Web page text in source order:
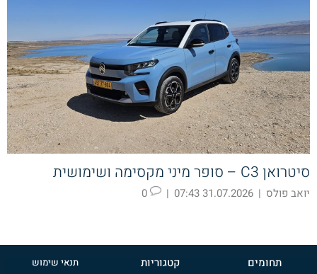
סיטרואן C3 – סופר מיני מקסימה ושימושית
יואב פולס |
31.07.2026 07:43
|
תחומים קטגוריות
תנאי שימוש